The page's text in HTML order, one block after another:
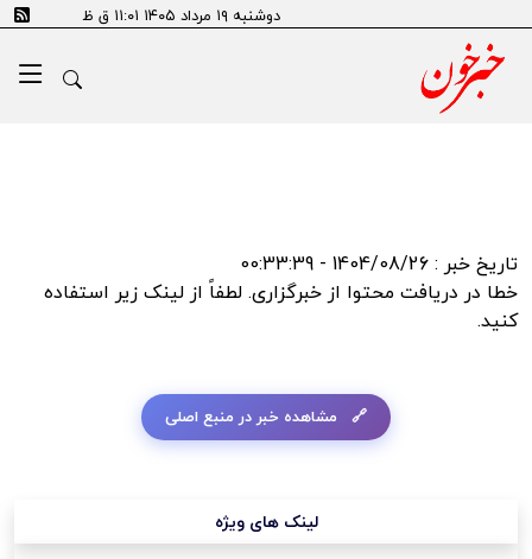
دوشنبه ۱۹ مرداد ۱۴۰۵ ۱۱:۰۱ ق ظ
error:SSL certificate problem: self signed certificate in
certificate chain
تاریخ خبر : 1404/08/26 - 00:33:39
خطا در دریافت محتوا از خبرگزاری. لطفاً از لینک زیر استفاده
کنید.
مشاهده خبر در منبع اصلی
لینک های ویژه